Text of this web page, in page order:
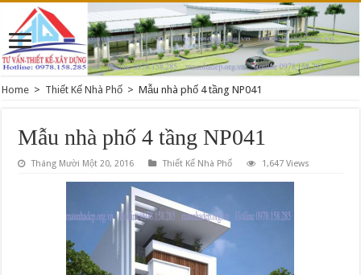
Home > Thiết Kế Nhà Phố > Mẫu nhà phố 4 tầng NP041
Mẫu nhà phố 4 tầng NP041
Tháng Mười Một 20, 2016 Thiết Kế Nhà Phố 1,647 Views